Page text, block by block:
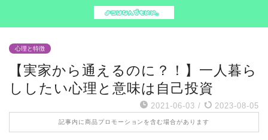
心理と特徴
【実家から通えるのに？！】一人暮ら
ししたい心理と意味は自己投資
2021-06-03 / 2023-08-05
記事内に商品プロモーションを含む場合があります